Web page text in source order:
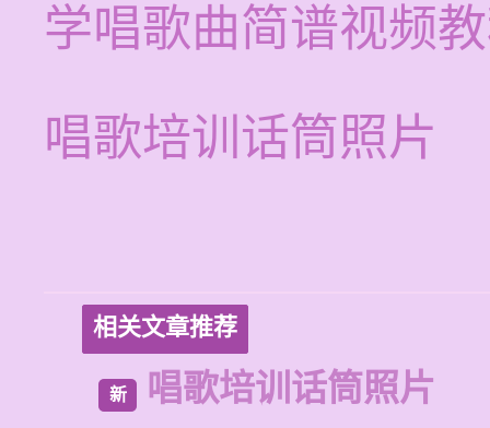
学唱歌曲简谱视频
唱歌培训话筒照片
相关文章推荐
新 唱歌培训话筒照片